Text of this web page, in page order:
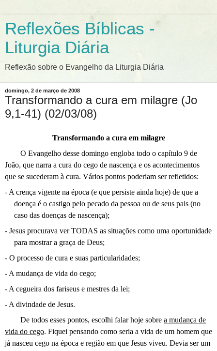
Reflexões Bíblicas -
Liturgia Diária
Reflexão sobre o Evangelho da Liturgia Diária
domingo, 2 de março de 2008
Transformando a cura em milagre (Jo
9,1-41) (02/03/08)
Transformando a cura em milagre
O Evangelho desse domingo engloba todo o capítulo 9 de
João, que narra a cura do cego de nascença e os acontecimentos
que se sucederam à cura. Vários pontos poderiam ser refletidos:
- A crença vigente na época (e que persiste ainda hoje) de que a
doença é o castigo pelo pecado da pessoa ou de seus pais (no
caso das doenças de nascença);
- Jesus procurava ver TODAS as situações como uma oportunidade
para mostrar a graça de Deus;
- O processo de cura e suas particularidades;
- A mudança de vida do cego;
- A cegueira dos fariseus e mestres da lei;
- A divindade de Jesus.
De todos esses pontos, escolhi falar hoje sobre a mudança de
vida do cego. Fiquei pensando como seria a vida de um homem que
já nasceu cego na época e região em que Jesus viveu. Devia ser um